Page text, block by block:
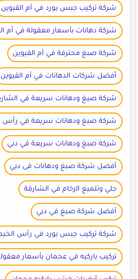
شركة تركيب جبس بورد في أم القيوين
شركة دهانات بأسعار معقولة في أم
شركة صبغ محترفة في أم القيوين
أفضل شركات الدهانات في أم القيوين
شركة صبغ ودهانات سريعة في
شركة صبغ ودهانات سريعة في رأس
شركة صبغ ودهانات سريعة في دبي
أفضل شركة صبغ ودهانات فى دبي
جلي وتلميع الرخام في الشارقة
أفضل شركة صبغ في دبي
شركة تركيب جبس بورد في رأس
تركيب باركيه في عجمان بأسعار